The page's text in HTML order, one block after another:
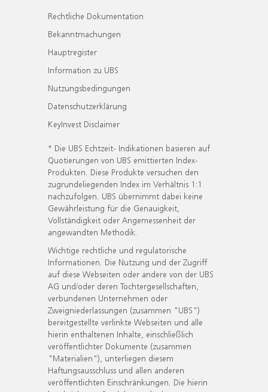
Rechtliche Dokumentation
Bekanntmachungen
Hauptregister
Information zu UBS
Nutzungsbedingungen
Datenschutzerklärung
KeyInvest Disclaimer
* Die UBS Echtzeit- Indikationen basieren auf
Quotierungen von UBS emittierten Index-
Produkten. Diese Produkte versuchen den
zugrundeliegenden Index im Verhältnis 1:1
nachzufolgen. UBS übernimmt dabei keine
Gewährleistung für die Genauigkeit,
Vollständigkeit oder Angemessenheit der
angewandten Methodik.
Wichtige rechtliche und regulatorische
Informationen. Die Nutzung und der Zugriff
auf diese Webseiten oder andere von der UBS
AG und/oder deren Tochtergesellschaften,
verbundenen Unternehmen oder
Zweigniederlassungen (zusammen "UBS")
bereitgestellte verlinkte Webseiten und alle
hierin enthaltenen Inhalte, einschließlich
veröffentlichter Dokumente (zusammen
"Materialien"), unterliegen diesem
Haftungsausschluss und allen anderen
veröffentlichten Einschränkungen. Die hierin